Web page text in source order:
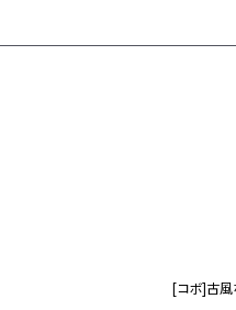
[コボ]古